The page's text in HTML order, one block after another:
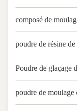
composé de
poudre de résine
Poudre de glaçage
poudre de moulage